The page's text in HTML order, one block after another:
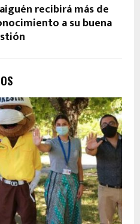
recibirá más de
a su buena